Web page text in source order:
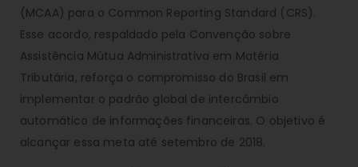
(MCAA) para o Common Reporting Standard (CRS).
Esse acordo, respaldado pela Convenção sobre
Assistência Mútua Administrativa em Matéria
Tributária, reforça o compromisso do Brasil em
implementar o padrão global de intercâmbio
automático de informações financeiras. O objetivo é
alcançar essa meta até setembro de 2018.